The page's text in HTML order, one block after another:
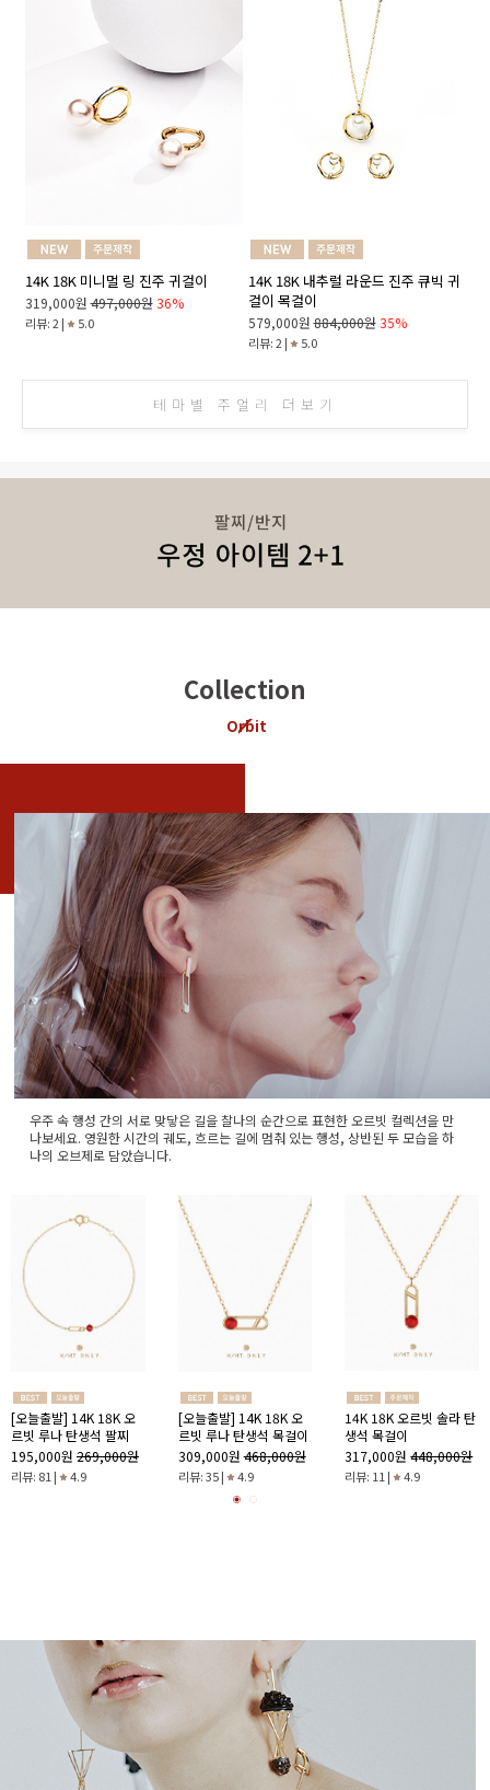
14K 18K 미니멀 링 진주 귀걸이
319,000원 497,000원 36%
리뷰: 2 | 5.0
14K 18K 내추럴 라운드 진주 큐빅 귀
걸이 목걸이
579,000원 884,000원 35%
리뷰: 2 | 5.0
테마별 주얼리 더보기
Collection
Orbit
우주 속 행성 간의 서로 맞닿은 길을 찰나의 순간으로 표현한 오르빗 컬렉션을 만
나보세요. 영원한 시간의 궤도, 흐르는 길에 멈춰 있는 행성, 상반된 두 모습을 하
나의 오브제로 담았습니다.
[오늘출발] 14K 18K 오
르빗 루나 탄생석 팔찌
195,000원 269,000원
리뷰: 81 | 4.9
[오늘출발] 14K 18K 오
르빗 루나 탄생석 목걸이
309,000원 468,000원
리뷰: 35 | 4.9
14K 18K 오르빗 솔라 탄
생석 목걸이
317,000원 448,000원
리뷰: 11 | 4.9